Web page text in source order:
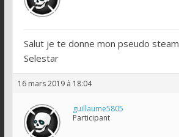
Salut je te donne mon pseudo steam
Selestar
16 mars 2019 à 18:04
guillaume5805
Participant